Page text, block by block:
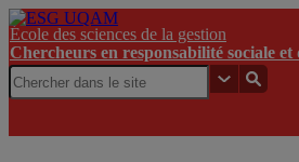
École des sciences de la gestion
Chercheurs en responsabilité sociale